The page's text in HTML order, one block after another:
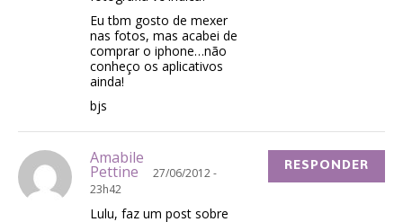
Eu tbm gosto de mexer
nas fotos, mas acabei de
comprar o iphone…não
conheço os aplicativos
ainda!
bjs
Amabile
Pettine
27/06/2012 -
23h42
Lulu, faz um post sobre
RESPONDER